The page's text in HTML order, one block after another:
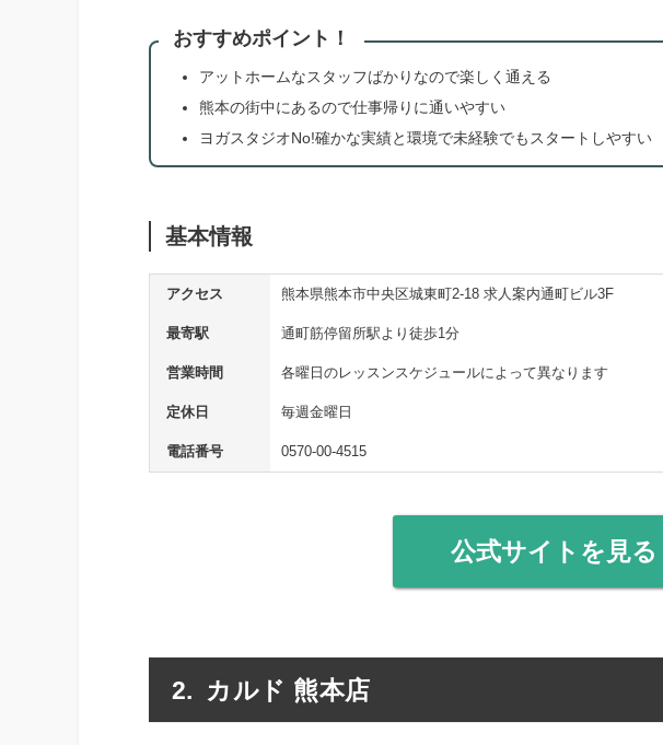
おすすめポイント！
アットホームなスタッフばかりなので楽しく通える
熊本の街中にあるので仕事帰りに通いやすい
ヨガスタジオNo!確かな実績と環境で未経験でもスタートしやすい
基本情報
アクセス 熊本県熊本市中央区城東町2-18 求人案内通町ビル3F
最寄駅 通町筋停留所駅より徒歩1分
営業時間 各曜日のレッスンスケジュールによって異なります
定休日 毎週金曜日
電話番号 0570-00-4515
公式サイトを見る
カルド 熊本店